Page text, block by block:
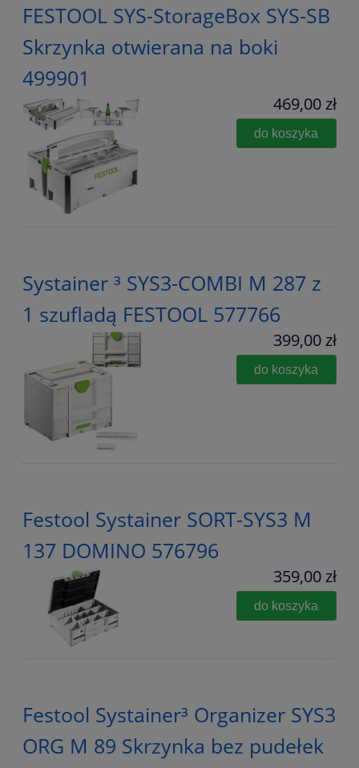
FESTOOL SYS-StorageBox SYS-SB
Skrzynka otwierana na boki
499901
469,00 zł
do koszyka
Systainer ³ SYS3-COMBI M 287 z
1 szufladą FESTOOL 577766
399,00 zł
do koszyka
Festool Systainer SORT-SYS3 M
137 DOMINO 576796
359,00 zł
do koszyka
Festool Systainer³ Organizer SYS3
ORG M 89 Skrzynka bez pudełek